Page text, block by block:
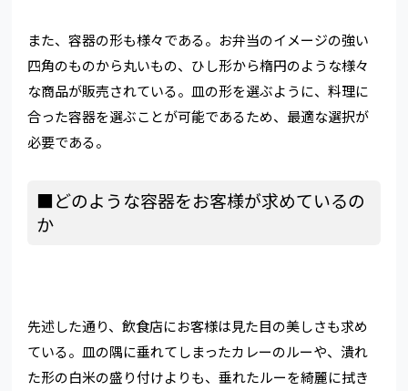
また、容器の形も様々である。お弁当のイメージの強い
四角のものから丸いもの、ひし形から楕円のような様々
な商品が販売されている。皿の形を選ぶように、料理に
合った容器を選ぶことが可能であるため、最適な選択が
必要である。
■どのような容器をお客様が求めているの
か
先述した通り、飲食店にお客様は見た目の美しさも求め
ている。皿の隅に垂れてしまったカレーのルーや、潰れ
た形の白米の盛り付けよりも、垂れたルーを綺麗に拭き